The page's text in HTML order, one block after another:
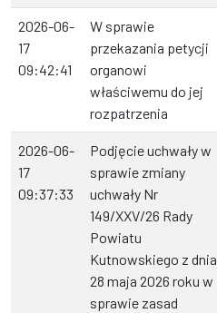
2026-06-
17
09:42:41
W sprawie
przekazania petycji
organowi
właściwemu do jej
rozpatrzenia
2026-06-
17
09:37:33
Podjęcie uchwały w
sprawie zmiany
uchwały Nr
149/XXV/26 Rady
Powiatu
Kutnowskiego z dnia
28 maja 2026 roku w
sprawie zasad